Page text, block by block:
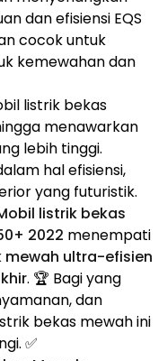
dan efisiensi EQS
cocok untuk
kemewahan dan
listrik bekas
menawarkan
lebih tinggi.
hal efisiensi,
yang futuristik.
listrik bekas
2022 menempati
mewah ultra-efisien
. 🏆 Bagi yang
dan
bekas mewah ini
✅